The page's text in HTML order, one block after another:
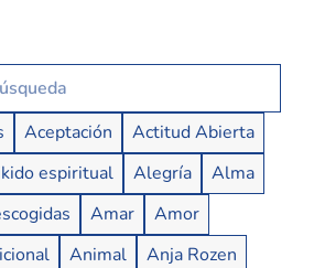
Aceptación
Actitud Abierta
espiritual Alegría
Alma
Amar
Amor
Animal
Anja Rozen